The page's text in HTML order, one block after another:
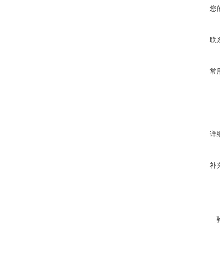
您
联
常
详
补